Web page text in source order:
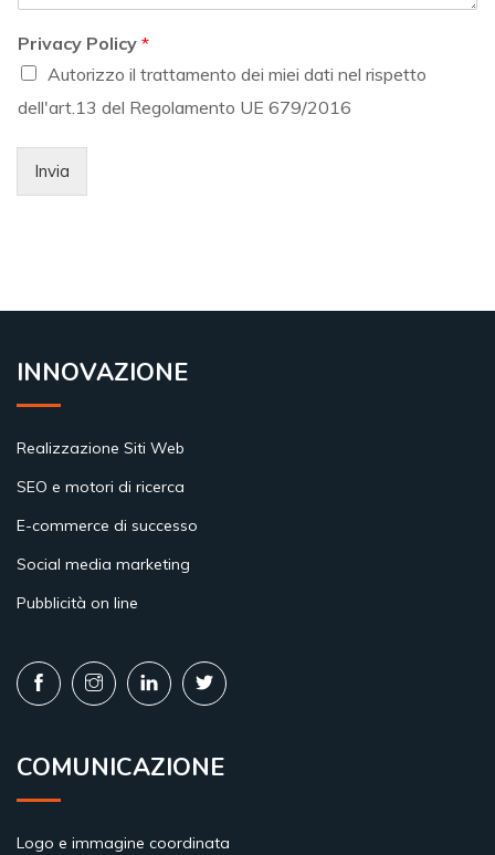
Privacy Policy *
Autorizzo il trattamento dei miei dati nel rispetto
dell'art.13 del Regolamento UE 679/2016
Invia
INNOVAZIONE
Realizzazione Siti Web
SEO e motori di ricerca
E-commerce di successo
Social media marketing
Pubblicità on line
COMUNICAZIONE
Logo e immagine coordinata